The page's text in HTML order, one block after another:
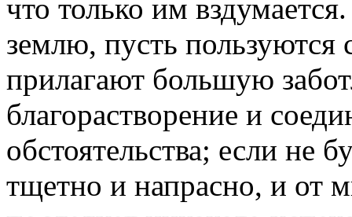
что только им
землю, пусть
прилагают большую
благорастворение и
обстоятельства; если не
тщетно и напрасно, и от